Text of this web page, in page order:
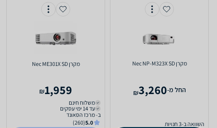
מקרן Nec NP-M323X SD
‫החל מ-3,260
₪
השוואה ב-3 חנויות
מקרן Nec ME301X SD
1,959
₪
משלוח חינם
עד 14 ימי עסקים
ב- מרכז הסאונד
5.0
(260)